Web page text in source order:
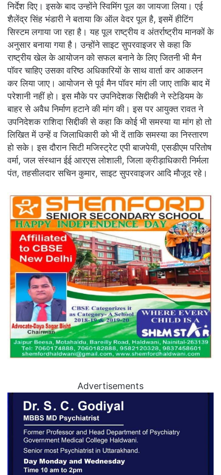
निर्देश दिए। इसके बाद उन्होंने स्विमिंग पूल का जायजा लिया। एई
शैलेंद्र सिंह भंडारी ने बताया कि ऑल वेदर पूल है, इसमें हीटिंग
सिस्टम लगाया जा रहा है। यह पूल राष्ट्रीय व अंतर्राष्ट्रीय मानकों के
अनुसार बनाया गया है। उन्होंने साइट सुपरवाइजर से कहा कि
राष्ट्रीय खेल के आयोजन को सफल बनाने के लिए जितनी भी मैन
पॉवर चाहिए उसका वरिष्ठ अधिकारियों के साथ वार्ता कर आकलन
कर लिया जाए। आयोजन से पूर्व मैन पॉवर मांग ली जाए ताकि बाद में
परेशानी नहीं हो। इस मौके पर उपनिदेशक सिद्दीकी ने स्टेडियम के
बाहर से अवैध निर्माण हटाने की मांग की। इस पर आयुक्त रावत ने
उपनिदेशक राशिदा सिद्दीकी से कहा कि कोई भी समस्या या मांग हो तो
लिखित में उन्हें व जिलाधिकारी को भी दें ताकि समस्या का निस्तारण
हो सके। इस दौरान सिटी मजिस्ट्रेट एपी बाजपेयी, एसडीएम परितोष
वर्मा, जल संस्थान ईई आरएस लोशाली, जिला क्रीड़ाधिकारी निर्मला
पंत, तहसीलदार सचिन कुमार, साइट सुपरवाइजर आदि मौजूद रहे।
Advertisements